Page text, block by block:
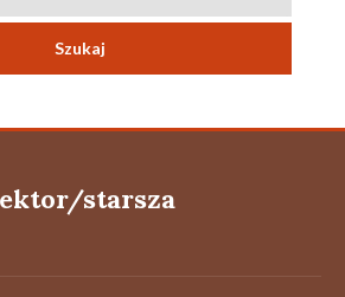
starsza